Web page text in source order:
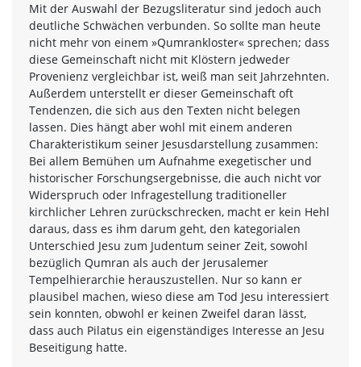
Mit der Auswahl der Bezugsliteratur sind jedoch auch
deutliche Schwächen verbunden. So sollte man heute
nicht mehr von einem »Qumrankloster« sprechen; dass
diese Gemeinschaft nicht mit Klöstern jedweder
Provenienz vergleichbar ist, weiß man seit Jahrzehnten.
Außerdem unterstellt er dieser Gemeinschaft oft
Tendenzen, die sich aus den Texten nicht belegen
lassen. Dies hängt aber wohl mit einem anderen
Charakteristikum seiner Jesusdarstellung zusammen:
Bei allem Bemühen um Aufnahme exegetischer und
historischer Forschungsergebnisse, die auch nicht vor
Widerspruch oder Infragestellung traditioneller
kirchlicher Lehren zurückschrecken, macht er kein Hehl
daraus, dass es ihm darum geht, den kategorialen
Unterschied Jesu zum Judentum seiner Zeit, sowohl
bezüglich Qumran als auch der Jerusalemer
Tempelhierarchie herauszustellen. Nur so kann er
plausibel machen, wieso diese am Tod Jesu interessiert
sein konnten, obwohl er keinen Zweifel daran lässt,
dass auch Pilatus ein eigenständiges Interesse an Jesu
Beseitigung hatte.